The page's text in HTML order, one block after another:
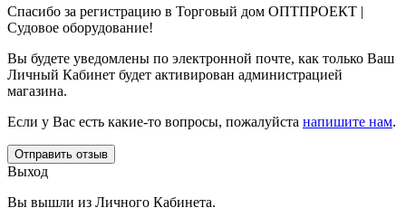
Спасибо за регистрацию в Торговый дом ОПТПРОЕКТ |
Судовое оборудование!
Вы будете уведомлены по электронной почте, как только Ваш
Личный Кабинет будет активирован администрацией
магазина.
Если у Вас есть какие-то вопросы, пожалуйста напишите нам.
Отправить отзыв
Выход
Вы вышли из Личного Кабинета.